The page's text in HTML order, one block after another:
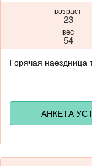
возраст
23
вес
54
Горячая наездница
АНКЕТА